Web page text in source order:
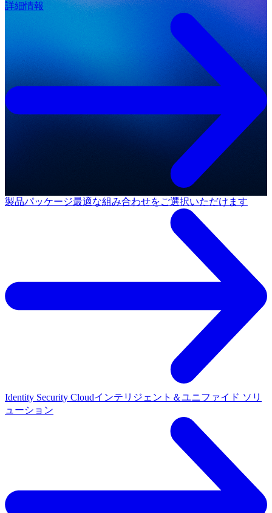
詳細情報
製品パッケージ最適な組み合わせをご選択いただけます
Identity Security Cloudインテリジェント＆ユニファイド ソリ
ューション